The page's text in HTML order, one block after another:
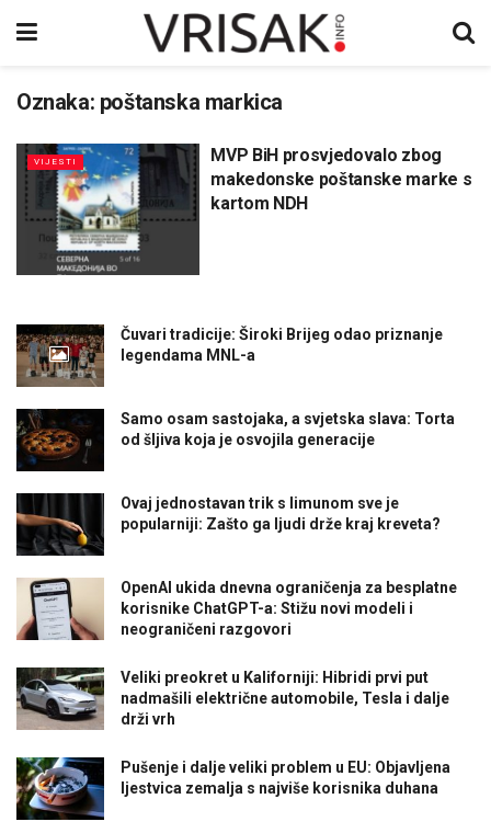
Oznaka: poštanska markica
VIJESTI
MVP BiH prosvjedovalo zbog
makedonske poštanske marke s
kartom NDH
Čuvari tradicije: Široki Brijeg odao priznanje
legendama MNL-a
Samo osam sastojaka, a svjetska slava: Torta
od šljiva koja je osvojila generacije
Ovaj jednostavan trik s limunom sve je
popularniji: Zašto ga ljudi drže kraj kreveta?
OpenAI ukida dnevna ograničenja za besplatne
korisnike ChatGPT-a: Stižu novi modeli i
neograničeni razgovori
Veliki preokret u Kaliforniji: Hibridi prvi put
nadmašili električne automobile, Tesla i dalje
drži vrh
Pušenje i dalje veliki problem u EU: Objavljena
ljestvica zemalja s najviše korisnika duhana